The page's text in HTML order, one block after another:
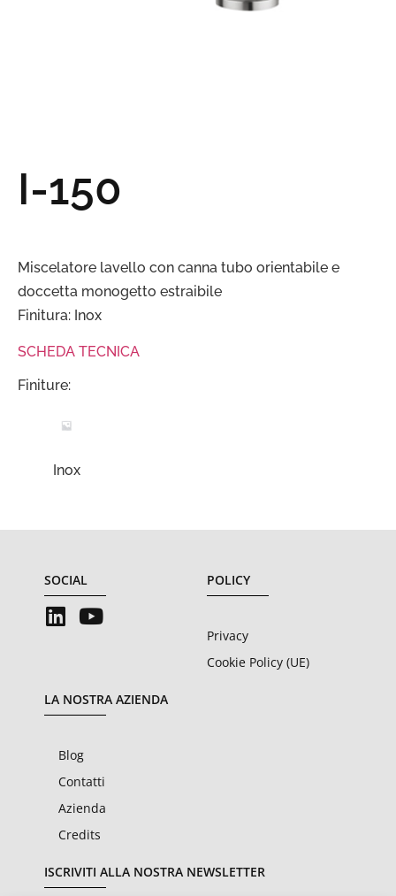
I-150
Miscelatore lavello con canna tubo orientabile e
doccetta monogetto estraibile
Finitura: Inox
SCHEDA TECNICA
Finiture:
Inox
SOCIAL POLICY
Privacy
Cookie Policy (UE)
LA NOSTRA AZIENDA
Blog
Contatti
Azienda
Credits
ISCRIVITI ALLA NOSTRA NEWSLETTER